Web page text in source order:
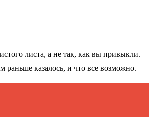
листа, а не так, как вы привыкли.
раньше казалось, и что все возможно.